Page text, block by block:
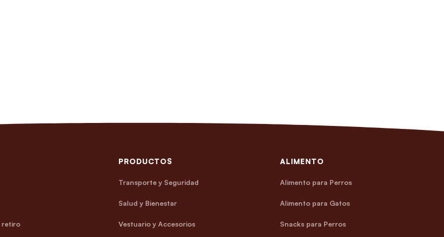
retiro
PRODUCTOS
Transporte y Seguridad
Salud y Bienestar
Vestuario y Accesorios
ALIMENTO
Alimento para Perros
Alimento para Gatos
Snacks para Perros